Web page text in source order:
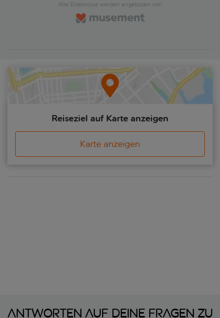
Alle Erlebnisse werden angeboten von
Reiseziel auf Karte anzeigen
Karte anzeigen
Antworten auf deine Fragen zu